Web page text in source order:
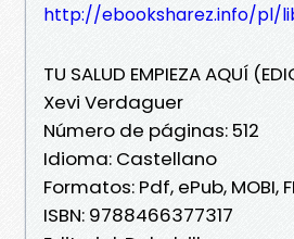
http://ebooksharez.info/pl/
TU SALUD EMPIEZA AQUÍ
Xevi Verdaguer
Número de páginas: 512
Idioma: Castellano
Formatos: Pdf, ePub, MOBI,
ISBN: 9788466377317